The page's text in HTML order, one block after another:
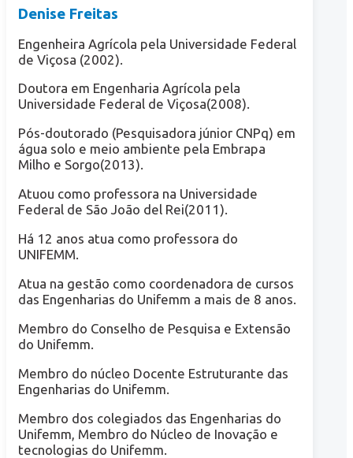
Denise Freitas
Engenheira Agrícola pela Universidade Federal
de Viçosa (2002).
Doutora em Engenharia Agrícola pela
Universidade Federal de Viçosa(2008).
Pós-doutorado (Pesquisadora júnior CNPq) em
água solo e meio ambiente pela Embrapa
Milho e Sorgo(2013).
Atuou como professora na Universidade
Federal de São João del Rei(2011).
Há 12 anos atua como professora do
UNIFEMM.
Atua na gestão como coordenadora de cursos
das Engenharias do Unifemm a mais de 8 anos.
Membro do Conselho de Pesquisa e Extensão
do Unifemm.
Membro do núcleo Docente Estruturante das
Engenharias do Unifemm.
Membro dos colegiados das Engenharias do
Unifemm, Membro do Núcleo de Inovação e
tecnologias do Unifemm.